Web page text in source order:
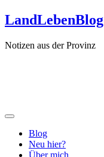
Zum
Inhalt
LandLebenBlog
Notizen aus der Provinz
Blog
Neu hier?
Über mich